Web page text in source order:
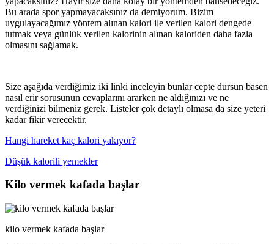
Bu arada spor yapmayacaksınız da demiyorum. Bizim
uygulayacağımız yöntem alınan kalori ile verilen kalori dengede
tutmak veya günlük verilen kalorinin alınan kaloriden daha fazla
olmasını sağlamak.
Size aşağıda verdiğimiz iki linki inceleyin bunlar cepte dursun basen
nasıl erir sorusunun cevaplarını ararken ne aldığınızı ve ne
verdiğinizi bilmeniz gerek. Listeler çok detaylı olmasa da size yeteri
kadar fikir verecektir.
Hangi hareket kaç kalori yakıyor?
Düşük kalorili yemekler
Kilo vermek kafada başlar
kilo vermek kafada başlar